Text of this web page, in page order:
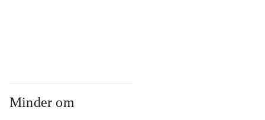
Minder om